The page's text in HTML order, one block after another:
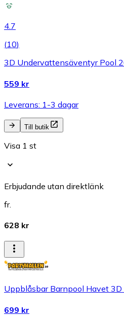
4.7
(10)
3D Undervattensäventyr Pool
559 kr
Leverans: 1-3 dagar
Till butik
Visa 1 st
Erbjudande utan direktlänk
fr.
628 kr
Uppblåsbar Barnpool Havet 3D
699 kr